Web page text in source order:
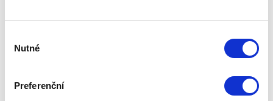
souhlasu
Nutné
Preferenční
profesionály:
Občanské sdružení MAS Servis Říčansko, vydavatel